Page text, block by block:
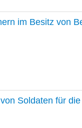
im Besitz von
Soldaten für